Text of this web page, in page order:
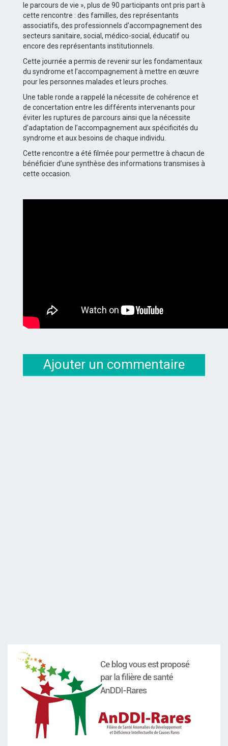
le parcours de vie », plus de 90 participants ont pris part à
cette rencontre : des familles, des représentants
associatifs, des professionnels d’accompagnement des
secteurs sanitaire, social, médico-social, éducatif ou
encore des représentants institutionnels.
Cette journée a permis de revenir sur les fondamentaux
du syndrome et l’accompagnement à mettre en œuvre
pour les personnes malades et leurs proches.
Une table ronde a rappelé la nécessite de cohérence et
de concertation entre les différents intervenants pour
éviter les ruptures de parcours ainsi que la nécessite
d’adaptation de l’accompagnement aux spécificités du
syndrome et aux besoins de chaque individu.
Cette rencontre a été filmée pour permettre à chacun de
bénéficier d’une synthèse des informations transmises à
cette occasion.
Ajouter un commentaire